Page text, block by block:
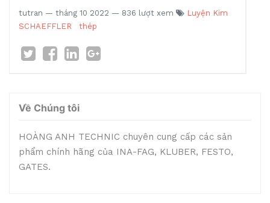
tutran — tháng 10 2022 — 836 lượt xem
Luyện Kim
SCHAEFFLER
thép
Về Chúng tôi
HOÀNG ANH TECHNIC chuyên cung cấp các sản
phẩm chính hãng của INA-FAG, KLUBER, FESTO,
GATES.